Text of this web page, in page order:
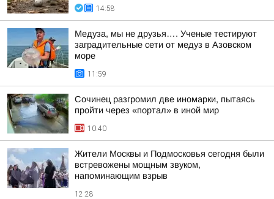
14:58
Медуза, мы не друзья…. Ученые тестируют
заградительные сети от медуз в Азовском
море
11:59
Сочинец разгромил две иномарки, пытаясь
пройти через «портал» в иной мир
10:40
Жители Москвы и Подмосковья сегодня были
встревожены мощным звуком,
напоминающим взрыв
12:28